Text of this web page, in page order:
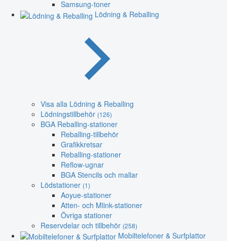
Samsung-toner
Lödning & Reballing
Visa alla Lödning & Reballing
Lödningstillbehör (126)
BGA Reballing-stationer
Reballing-tillbehör
Grafikkretsar
Reballing-stationer
Reflow-ugnar
BGA Stencils och mallar
Lödstationer (1)
Aoyue-stationer
Atten- och Mlink-stationer
Övriga stationer
Reservdelar och tillbehör (258)
Mobiltelefoner & Surfplattor